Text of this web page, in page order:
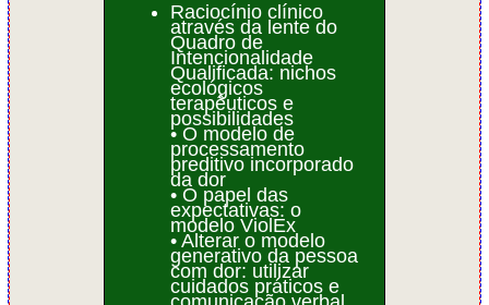
Raciocínio clínico
através da lente do
Quadro de
Intencionalidade
Qualificada: nichos
ecológicos
terapêuticos e
possibilidades
• O modelo de
processamento
preditivo incorporado
da dor
• O papel das
expectativas: o
modelo ViolEx
• Alterar o modelo
generativo da pessoa
com dor: utilizar
cuidados práticos e